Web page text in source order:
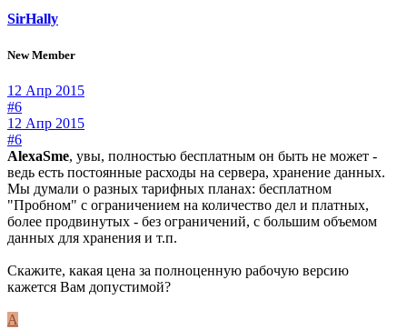
SirHally
New Member
12 Апр 2015
#6
12 Апр 2015
#6
AlexaSme, увы, полностью бесплатным он быть не может -
ведь есть постоянные расходы на сервера, хранение данных.
Мы думали о разных тарифных планах: бесплатном
"Пробном" с ограничением на количество дел и платных,
более продвинутых - без ограничений, с большим объемом
данных для хранения и т.п.
Скажите, какая цена за полноценную рабочую версию
кажется Вам допустимой?
A